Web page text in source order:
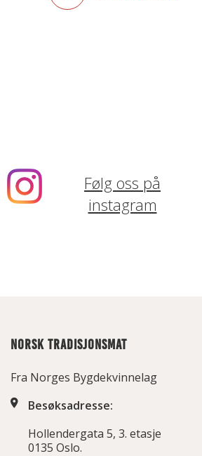
Følg oss på
instagram
NORSK TRADISJONSMAT
Fra Norges Bygdekvinnelag
Besøksadresse:
Hollendergata 5, 3. etasje
0135 Oslo.